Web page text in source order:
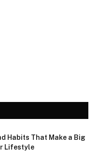
Habits That Make a Big
Lifestyle